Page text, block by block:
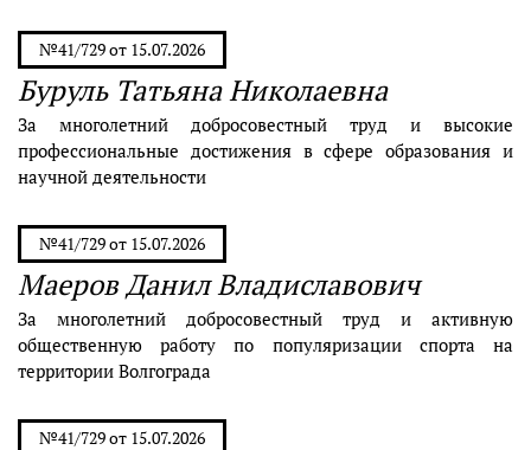
№41/729 от 15.07.2026
Буруль Татьяна Николаевна
За многолетний добросовестный труд и высокие
профессиональные достижения в сфере образования и
научной деятельности
№41/729 от 15.07.2026
Маеров Данил Владиславович
За многолетний добросовестный труд и активную
общественную работу по популяризации спорта на
территории Волгограда
№41/729 от 15.07.2026